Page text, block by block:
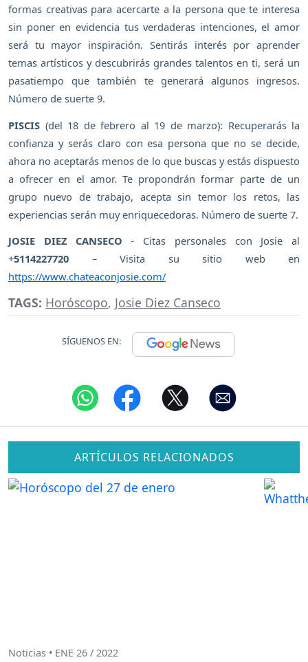
formas creativas para acercarte a la persona que te interesa
sin poner en evidencia tus verdaderas intenciones, el amor
será tu mayor inspiración. Sentirás interés por aprender
temas artísticos y descubrirás grandes talentos en ti, será un
pasatiempo que también te generará algunos ingresos.
Número de suerte 9.
PISCIS (del 18 de febrero al 19 de marzo): Recuperarás la
confianza y serás claro con esa persona que no se decide,
ahora no aceptarás menos de lo que buscas y estás dispuesto
a ofrecer en el amor. Te propondrán formar parte de un
grupo nuevo de trabajo, acepta sin temor los retos, las
experiencias serán muy enriquecedoras. Número de suerte 7.
JOSIE DIEZ CANSECO - Citas personales con Josie al
+5114227720 – Visita su sitio web en
https://www.chateaconjosie.com/
TAGS: Horóscopo, Josie Diez Canseco
SÍGUENOS EN:
ARTÍCULOS RELACIONADOS
Noticias • ENE 26 / 2022